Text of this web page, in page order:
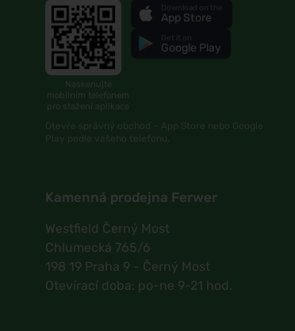
Naskenujte
mobilním telefonem
pro stažení aplikace
App Store
Google Play
Otevře správný obchod – App Store nebo Google
Play podle vašeho telefonu.
Kamenná prodejna Ferwer
Westfield Černý Most
Chlumecká 765/6
198 19 Praha 9 - Černý Most
Otevírací doba: po-ne 9-21 hod.